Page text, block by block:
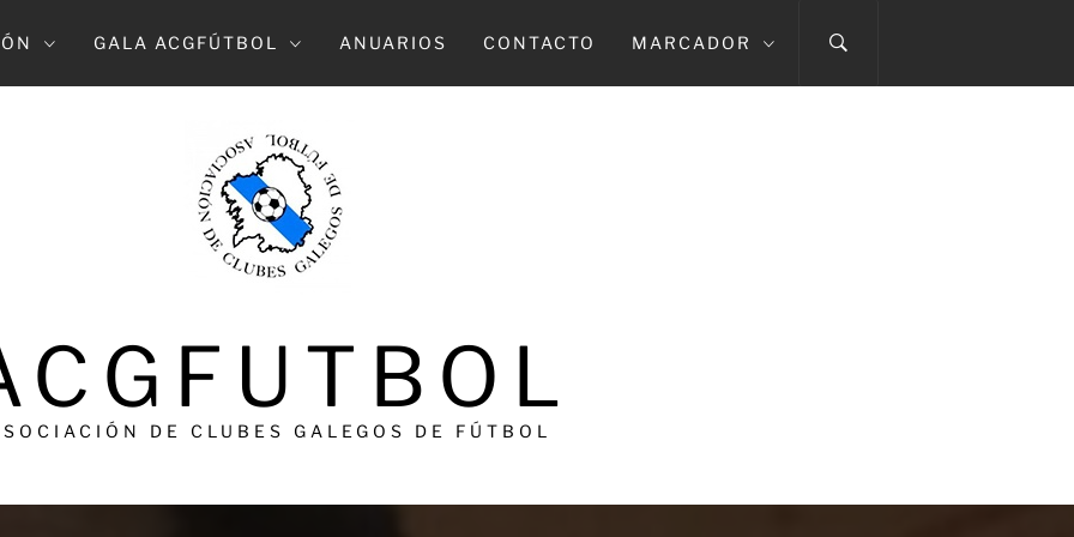
GALA ACGFÚTBOL ANUARIOS CONTACTO MARCADOR
DE CLUBES GALEGOS DE FÚTBOL